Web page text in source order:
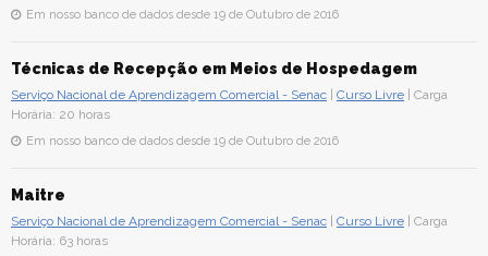
Em nosso banco de dados desde 19 de Outubro de 2016
Técnicas de Recepção em Meios de Hospedagem
Serviço Nacional de Aprendizagem Comercial - Senac Curso Livre | Carga
Horária: 20 horas
Em nosso banco de dados desde 19 de Outubro de 2016
Maitre
Serviço Nacional de Aprendizagem Comercial - Senac Curso Livre | Carga
Horária: 63 horas